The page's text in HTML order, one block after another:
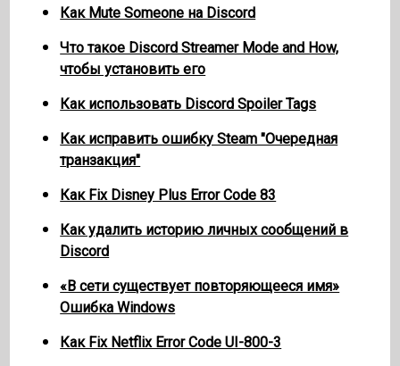
Как Mute Someone на Discord
Что такое Discord Streamer Mode and How,
чтобы установить его
Как использовать Discord Spoiler Tags
Как исправить ошибку Steam "Очередная
транзакция"
Как Fix Disney Plus Error Code 83
Как удалить историю личных сообщений в
Discord
«В сети существует повторяющееся имя»
Ошибка Windows
Как Fix Netflix Error Code UI-800-3